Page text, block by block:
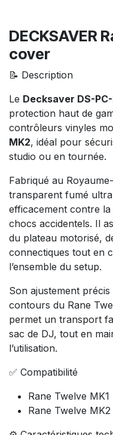
DECKSAVER
cover
📝 Description
Le Decksaver DS-PC-
protection haut de
contrôleurs vinyles
MK2, idéal pour
studio ou en tournée.
Fabriqué au
transparent fumé
efficacement contre la
chocs accidentels. Il
du plateau motorisé,
connectiques tout en
l’ensemble du setup.
Son ajustement
contours du Rane
permet un transport
sac de DJ, tout en
l’utilisation.
✅ Compatibilité
Rane Twelve MK1
Rane Twelve MK2